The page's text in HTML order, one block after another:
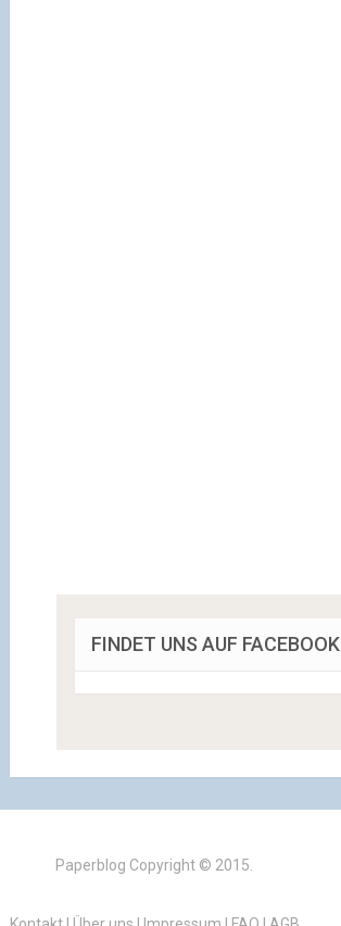
FINDET UNS AUF FACEBOOK
Paperblog Copyright © 2015.